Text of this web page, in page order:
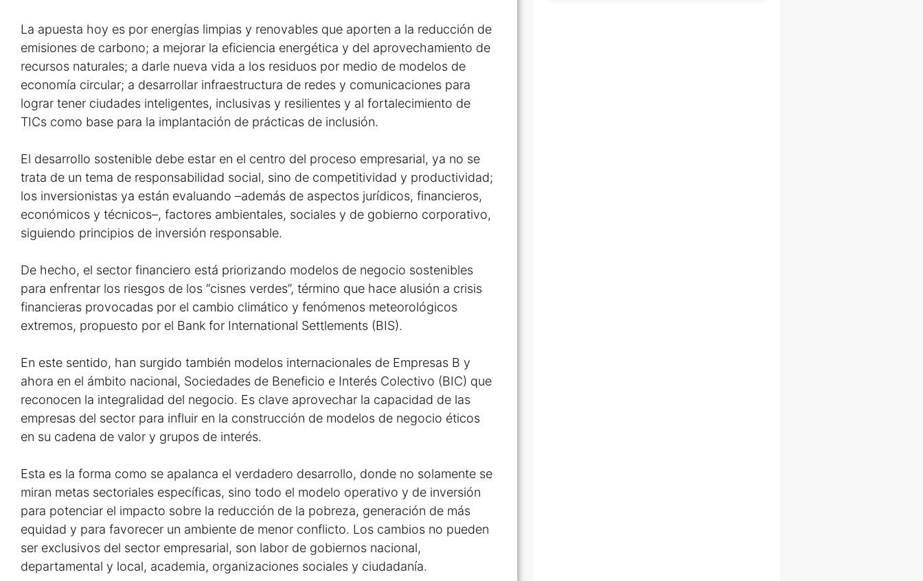
La apuesta hoy es por energías limpias y renovables que aporten a la reducción de
emisiones de carbono; a mejorar la eficiencia energética y del aprovechamiento de
recursos naturales; a darle nueva vida a los residuos por medio de modelos de
economía circular; a desarrollar infraestructura de redes y comunicaciones para
lograr tener ciudades inteligentes, inclusivas y resilientes y al fortalecimiento de
TICs como base para la implantación de prácticas de inclusión.
El desarrollo sostenible debe estar en el centro del proceso empresarial, ya no se
trata de un tema de responsabilidad social, sino de competitividad y productividad;
los inversionistas ya están evaluando –además de aspectos jurídicos, financieros,
económicos y técnicos–, factores ambientales, sociales y de gobierno corporativo,
siguiendo principios de inversión responsable.
De hecho, el sector financiero está priorizando modelos de negocio sostenibles
para enfrentar los riesgos de los “cisnes verdes”, término que hace alusión a crisis
financieras provocadas por el cambio climático y fenómenos meteorológicos
extremos, propuesto por el Bank for International Settlements (BIS).
En este sentido, han surgido también modelos internacionales de Empresas B y
ahora en el ámbito nacional, Sociedades de Beneficio e Interés Colectivo (BIC) que
reconocen la integralidad del negocio. Es clave aprovechar la capacidad de las
empresas del sector para influir en la construcción de modelos de negocio éticos
en su cadena de valor y grupos de interés.
Esta es la forma como se apalanca el verdadero desarrollo, donde no solamente se
miran metas sectoriales específicas, sino todo el modelo operativo y de inversión
para potenciar el impacto sobre la reducción de la pobreza, generación de más
equidad y para favorecer un ambiente de menor conflicto. Los cambios no pueden
ser exclusivos del sector empresarial, son labor de gobiernos nacional,
departamental y local, academia, organizaciones sociales y ciudadanía.